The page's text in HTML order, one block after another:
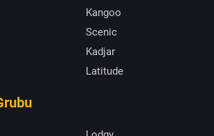
Kangoo
Scenic
Kadjar
Latitude